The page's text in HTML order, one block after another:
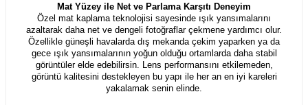
Mat Yüzey ile Net ve Parlama Karşıtı Deneyim
Özel mat kaplama teknolojisi sayesinde ışık yansımalarını
azaltarak daha net ve dengeli fotoğraflar çekmene yardımcı olur.
Özellikle güneşli havalarda dış mekanda çekim yaparken ya da
gece ışık yansımalarının yoğun olduğu ortamlarda daha stabil
görüntüler elde edebilirsin. Lens performansını etkilemeden,
görüntü kalitesini destekleyen bu yapı ile her an en iyi kareleri
yakalamak senin elinde.